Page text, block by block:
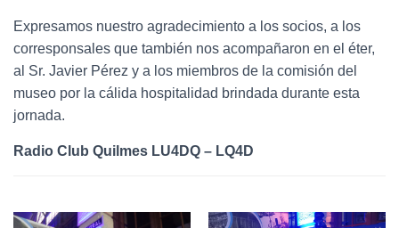
Expresamos nuestro agradecimiento a los socios, a los
corresponsales que también nos acompañaron en el éter,
al Sr. Javier Pérez y a los miembros de la comisión del
museo por la cálida hospitalidad brindada durante esta
jornada.
Radio Club Quilmes LU4DQ – LQ4D